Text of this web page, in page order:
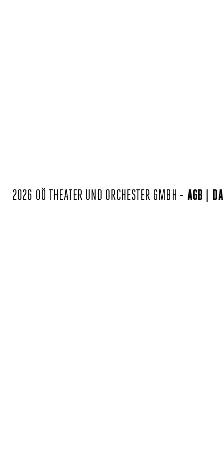
2026 OÖ THEATER UND ORCHESTER GMBH - AGB